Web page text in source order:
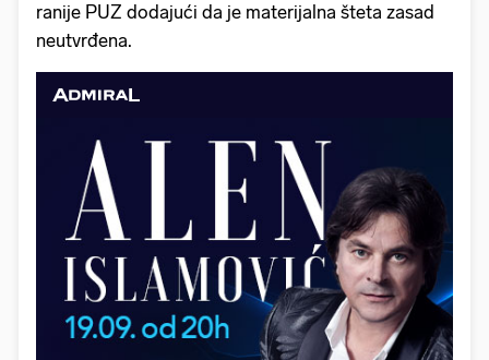
ranije PUZ dodajući da je materijalna šteta zasad
neutvrđena.